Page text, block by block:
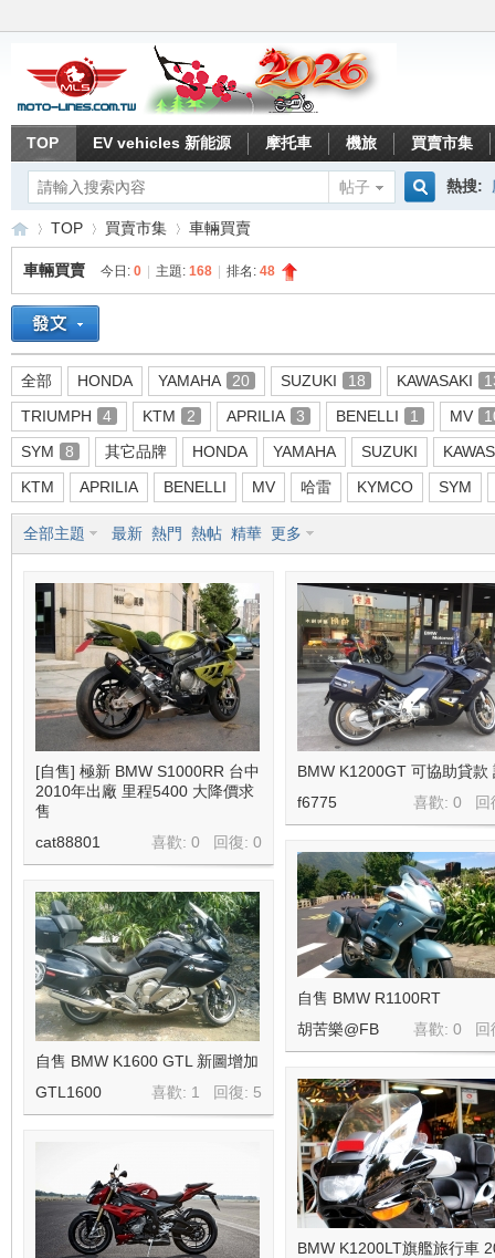
TOP EV vehicles 新能源 摩托車 機旅 買賣市集
帖子
熱搜:
車
»
TOP 買賣市集 車輛買賣
車輛買賣 今日: 0 主題: 168 排名: 48
全部 HONDA YAMAHA 20 SUZUKI 18 KAWASAKI
TRIUMPH
4 KTM 2 APRILIA 3 BENELLI 1 MV
SYM
8 其它品牌 HONDA YAMAHA SUZUKI
KTM
APRILIA BENELLI MV 哈雷 KYMCO SYM
全部主題 最新 熱門 熱帖 精華 更多
[自售] 極新 BMW S1000RR 台中
2010年出廠 里程5400 大降價求
售
喜歡: 0 回復: 0
cat88801
BMW K1200GT 可協助貸款
喜歡: 0 回
f6775
自售 BMW R1100RT
喜歡: 0 回
胡苦樂@FB
自售 BMW K1600 GTL 新圖增加
喜歡: 1 回復: 5
GTL1600
BMW K1200LT旗艦旅行車